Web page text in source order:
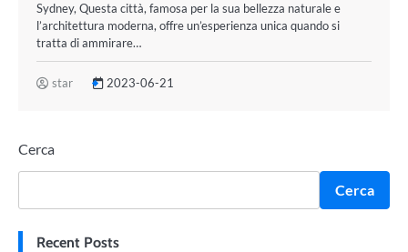
Sydney, Questa città, famosa per la sua bellezza naturale e
l’architettura moderna, offre un’esperienza unica quando si
tratta di ammirare…
star 2023-06-21
Cerca
Cerca
Recent Posts